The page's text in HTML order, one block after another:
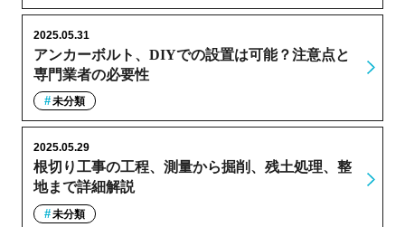
アンカーボルト、DIYでの設置は可能？注意点と
専門業者の必要性
2025.05.31
未分類
根切り工事の工程、測量から掘削、残土処理、整
地まで詳細解説
2025.05.29
未分類